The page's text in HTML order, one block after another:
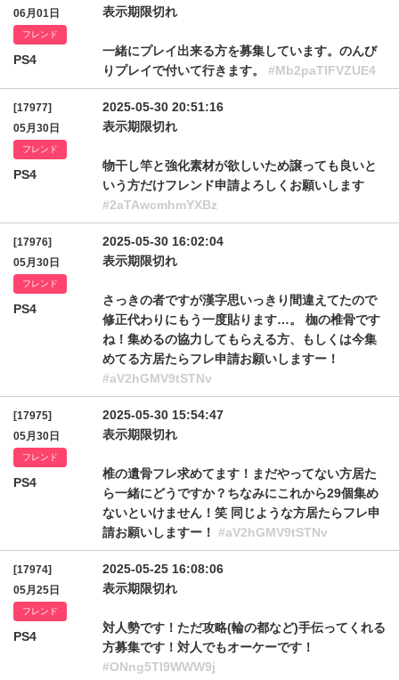
06月01日
フレンド
PS4
表示期限切れ
一緒にプレイ出来る方を募集しています。のんび
りプレイで付いて行きます。 #Mb2paTlFVZUE4
[17977]
05月30日
フレンド
PS4
2025-05-30 20:51:16
表示期限切れ
物干し竿と強化素材が欲しいため譲っても良いと
いう方だけフレンド申請よろしくお願いします
#2aTAwcmhmYXBz
[17976]
05月30日
フレンド
PS4
2025-05-30 16:02:04
表示期限切れ
さっきの者ですが漢字思いっきり間違えてたので
修正代わりにもう一度貼ります…。 枷の椎骨です
ね！集めるの協力してもらえる方、もしくは今集
めてる方居たらフレ申請お願いしますー！
#aV2hGMV9tSTNv
[17975]
05月30日
フレンド
PS4
2025-05-30 15:54:47
表示期限切れ
椎の遺骨フレ求めてます！まだやってない方居た
ら一緒にどうですか？ちなみにこれから29個集め
ないといけません！笑 同じような方居たらフレ申
請お願いしますー！ #aV2hGMV9tSTNv
[17974]
05月25日
フレンド
PS4
2025-05-25 16:08:06
表示期限切れ
対人勢です！ただ攻略(輪の都など)手伝ってくれる
方募集です！対人でもオーケーです！
#ONng5Tl9WWW9j